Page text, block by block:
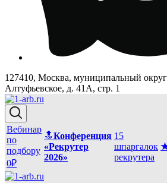
127410, Москва, муниципальный
Алтуфьевское, д. 41А, стр. 1
Вебинар
по
подбору
0₽
🔝Конференция
«Рекрутер
2026»
15
шпаргалок
рекрутера